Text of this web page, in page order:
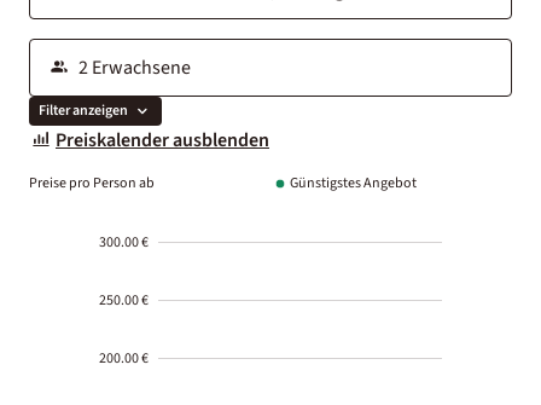
Filter anzeigen
Preiskalender ausblenden
Preise pro Person ab Günstigstes Angebot
300.00 €
250.00 €
200.00 €